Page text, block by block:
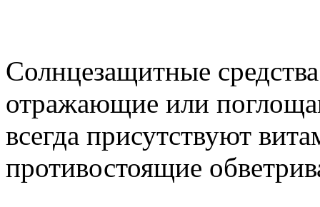
Солнцезащитные
отражающие или
всегда присутствуют
противостоящие